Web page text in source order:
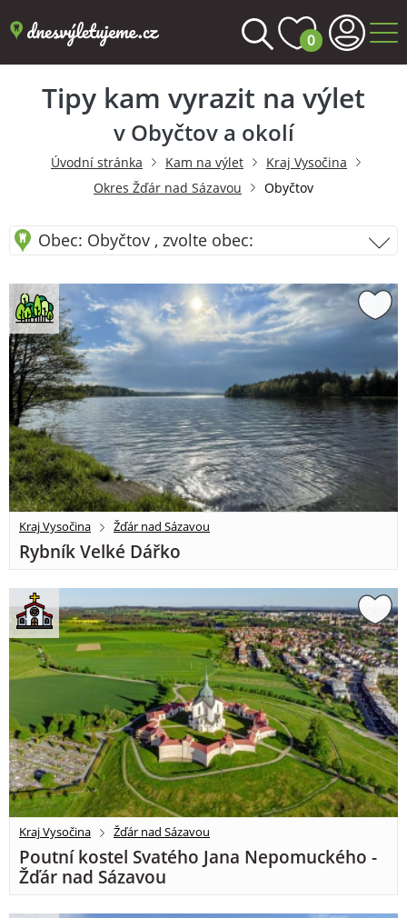
0
Tipy kam vyrazit na výlet
v Obyčtov a okolí
Úvodní stránka Kam na výlet
Kraj Vysočina
Okres Žďár nad Sázavou
Obyčtov
Obec: Obyčtov , zvolte obec:
Kraj Vysočina Žďár nad Sázavou
Rybník Velké Dářko
Kraj Vysočina Žďár nad Sázavou
Poutní kostel Svatého Jana Nepomuckého -
Žďár nad Sázavou